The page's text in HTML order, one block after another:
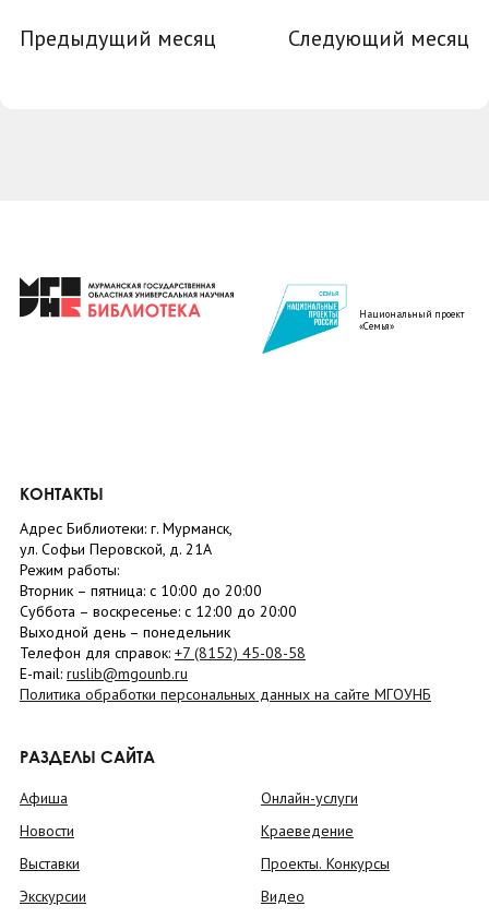
Предыдущий месяц Следующий месяц
Национальный проект
«Семья»
КОНТАКТЫ
Адрес Библиотеки: г. Мурманск,
ул. Софьи Перовской, д. 21А
Режим работы:
Вторник – пятница: с 10:00 до 20:00
Суббота – воскресенье: c 12:00 до 20:00
Выходной день – понедельник
Телефон для справок: +7 (8152) 45-08-58
E-mail: ruslib@mgounb.ru
Политика обработки персональных данных на сайте МГОУНБ
РАЗДЕЛЫ САЙТА
Афиша
Новости
Выставки
Экскурсии
Онлайн-услуги
Краеведение
Проекты. Конкурсы
Видео